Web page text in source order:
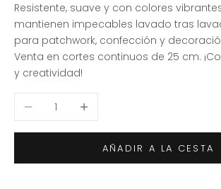
Resistente, suave y con colores
mantienen impecables lavado tras
para patchwork, confección y
Venta en cortes continuos de 25 cm.
y creatividad!
Reducir cantidadAumentar cantidad
AÑADIR A LA CESTA